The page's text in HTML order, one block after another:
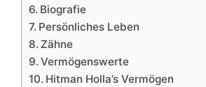
Biografie
Persönliches Leben
Zähne
Vermögenswerte
Hitman Holla’s Vermögen